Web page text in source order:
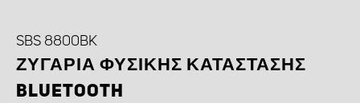
SBS 8800BK
ΖΥΓΑΡΙΆ ΦΥΣΙΚΉΣ ΚΑΤΆΣΤΑΣΗΣ
BLUETOOTH